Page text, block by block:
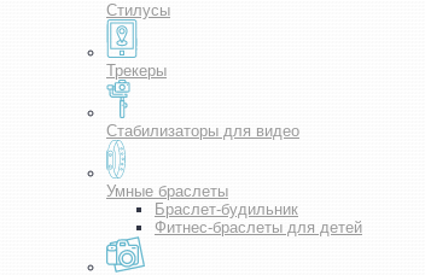
Стилусы
Трекеры
Стабилизаторы для видео
Умные браслеты
Браслет-будильник
Фитнес-браслеты для детей